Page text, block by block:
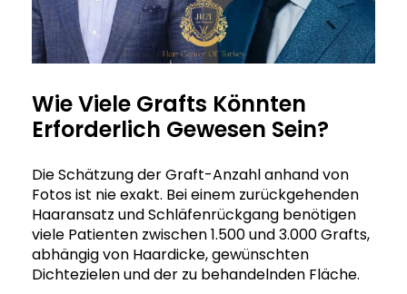
Wie Viele Grafts Könnten
Erforderlich Gewesen Sein?
Die Schätzung der Graft-Anzahl anhand von
Fotos ist nie exakt. Bei einem zurückgehenden
Haaransatz und Schläfenrückgang benötigen
viele Patienten zwischen 1.500 und 3.000 Grafts,
abhängig von Haardicke, gewünschten
Dichtezielen und der zu behandelnden Fläche.